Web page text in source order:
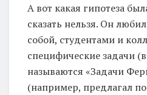
А вот какая гипотеза
сказать нельзя. Он
собой, студентами и
специфические задачи
называются «Задачи
(например, предлагал